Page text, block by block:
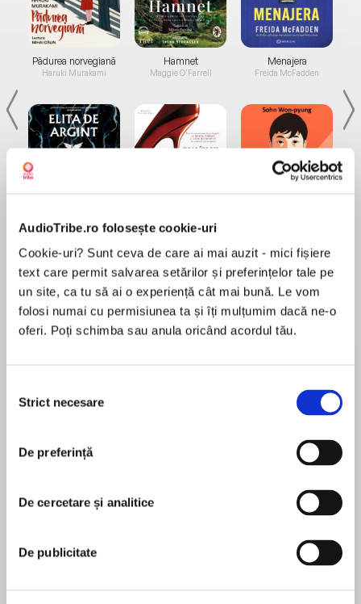
AudioTribe.ro folosește cookie-uri
Cookie-uri? Sunt ceva de care ai mai auzit - mici fișiere
text care permit salvarea setărilor și preferințelor tale pe
un site, ca tu să ai o experiență cât mai bună. Le vom
folosi numai cu permisiunea ta și îți mulțumim dacă ne-o
oferi. Poți schimba sau anula oricând acordul tău.
consimțământului
Strict necesare
De preferință
De cercetare și analitice
De publicitate
Pădurea norvegiană
Haruki Murakami
de...
Dani Francis
Hamnet
Maggie O'Farrell
la...
Lauren Weisberger
Menajera
Freida McFadden
Desprecarte
Come home to 59 Memory Lane with a new
‘Wonderful characters make this a great read’
bestselling author Cathy Mansell
‘Enchanting and intriguing’ bestselling author
Heidi Swain
În acest moment nu există recenzii
Celia Anderson
Celia Anderson lives with her husband as far away
from the sea as you can possibly get in mainland